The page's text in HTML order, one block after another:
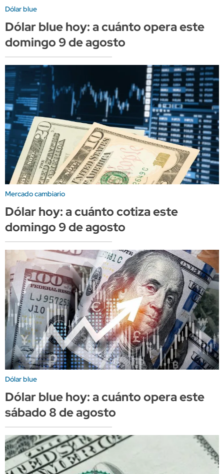
Dólar blue
Dólar blue hoy: a cuánto opera este
domingo 9 de agosto
Mercado cambiario
Dólar hoy: a cuánto cotiza este
domingo 9 de agosto
Dólar blue
Dólar blue hoy: a cuánto opera este
sábado 8 de agosto